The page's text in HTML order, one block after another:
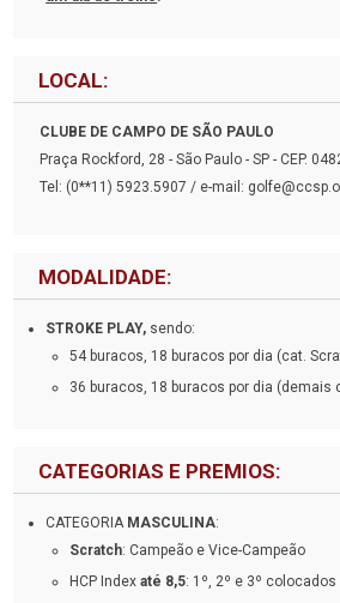
LOCAL:
CLUBE DE CAMPO DE SÃO PAULO
Praça Rockford, 28 - São Paulo - SP - CEP.
Tel: (0**11) 5923.5907 / e-mail:
MODALIDADE:
STROKE PLAY, sendo:
54 buracos, 18 buracos por dia (cat.
36 buracos, 18 buracos por dia (demais
CATEGORIAS E PREMIOS:
CATEGORIA MASCULINA:
Scratch: Campeão e Vice-Campeão
HCP Indexaté 8,5: 1º, 2º e 3º colocados